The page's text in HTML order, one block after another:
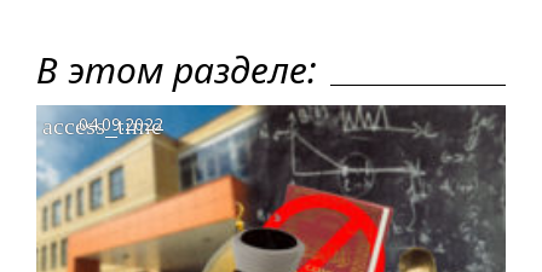
В этом разделе:
access_time
04.09.2022